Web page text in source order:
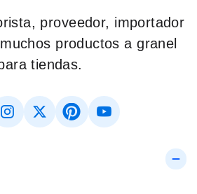
proveedor, importador
productos a granel
tiendas.